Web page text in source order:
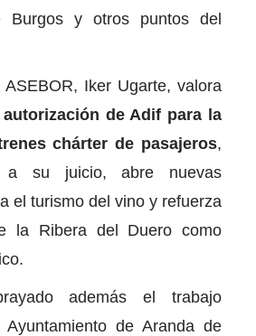
Burgos y otros puntos del
Iker Ugarte, valora
autorización de Adif para la
chárter de pasajeros,
su juicio, abre nuevas
el turismo del vino y refuerza
la Ribera del Duero como
además el trabajo
de Aranda de